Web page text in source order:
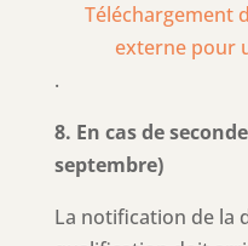
Téléchargement
externe pour
.
8. En cas de
septembre)
La notification de la